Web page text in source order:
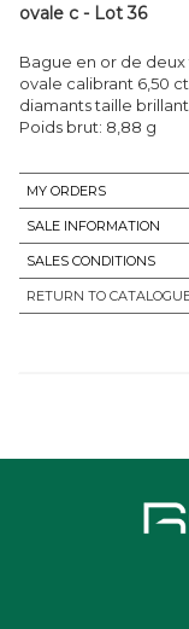
ovale c - Lot 36
Bague en or de
ovale calibrant 6,50
diamants taille
Poids brut: 8,88 g
MY ORDERS
SALE INFORMATION
SALES CONDITIONS
RETURN TO